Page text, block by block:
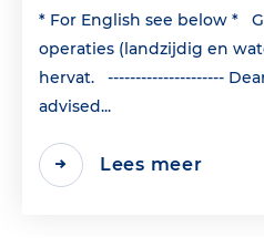
* For English see below *
operaties (landzijdig en
hervat. ---------------------
advised...
Lees meer